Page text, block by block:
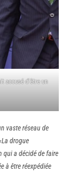
accusé d’être un
vaste réseau de
drogue
qui a décidé de faire
à être réexpédiée